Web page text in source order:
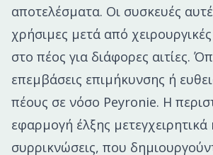
αποτελέσματα. Οι συσκευές
χρήσιμες μετά από
στο πέος για διάφορες αιτίες.
επεμβάσεις επιμήκυνσης ή
πέους σε νόσο Peyronie. H
εφαρμογή έλξης μετεγχειρητικά
συρρικνώσεις, που